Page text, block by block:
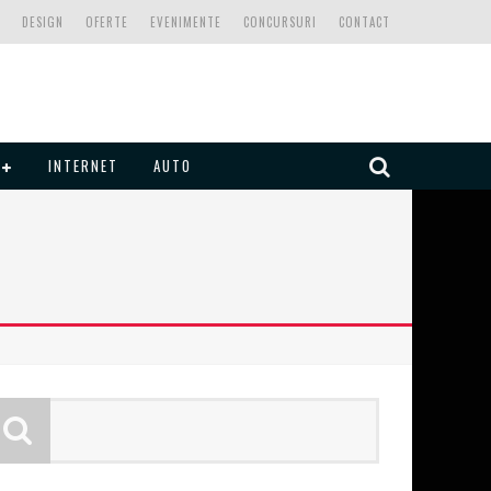
CONTACT
CONCURSURI
EVENIMENTE
OFERTE
DESIGN
INTERNET AUTO